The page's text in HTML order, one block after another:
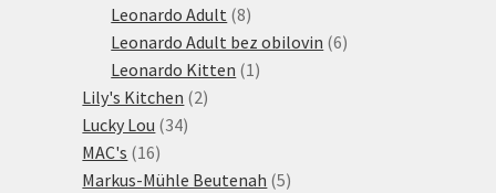
produktů
Leonardo Adult 88
produktů
Leonardo Adult bez obilovin 66
Leonardo Kitten 1 1
Lily's Kitchen 22
Lucky Lou 3434
MAC's 1616
produktů
Markus-Mühle Beutenah 55